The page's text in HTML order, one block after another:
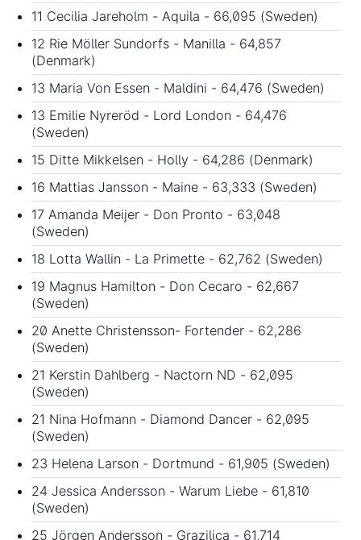
11 Cecilia Jareholm - Aquila - 66,095 (Sweden)
12 Rie Möller Sundorfs - Manilla - 64,857
(Denmark)
13 Maria Von Essen - Maldini - 64,476 (Sweden)
13 Emilie Nyreröd - Lord London - 64,476
(Sweden)
15 Ditte Mikkelsen - Holly - 64,286 (Denmark)
16 Mattias Jansson - Maine - 63,333 (Sweden)
17 Amanda Meijer - Don Pronto - 63,048
(Sweden)
18 Lotta Wallin - La Primette - 62,762 (Sweden)
19 Magnus Hamilton - Don Cecaro - 62,667
(Sweden)
20 Anette Christensson- Fortender - 62,286
(Sweden)
21 Kerstin Dahlberg - Nactorn ND - 62,095
(Sweden)
21 Nina Hofmann - Diamond Dancer - 62,095
(Sweden)
23 Helena Larson - Dortmund - 61,905 (Sweden)
24 Jessica Andersson - Warum Liebe - 61,810
(Sweden)
25 Jörgen Andersson - Grazilica - 61,714